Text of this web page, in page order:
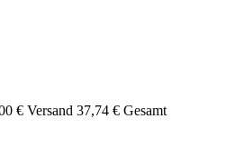
€ Versand 37,74 € Gesamt